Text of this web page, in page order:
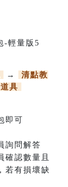
-輕量版5
→
清點教
具
即可
詢問解答
確認數量且
若有損壞缺